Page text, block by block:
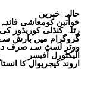
حالیہ خبریں
خواتین کومعاشی
رتلہ کنڈلی کوریڈور
گروگرام میں بارش
ووٹر لسٹ سے صرف
الیکٹورل آفیسر
اروند کیجریوال کا